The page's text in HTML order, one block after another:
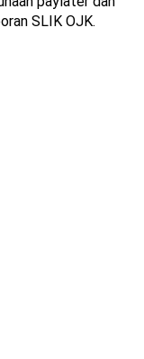
SLIK OJK.